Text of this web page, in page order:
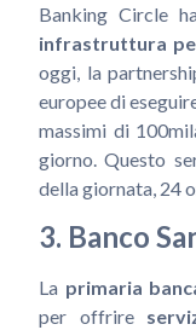
Banking Circle
infrastruttura
oggi, la
europee di
massimi di
giorno. Questo
della giornata, 24
3. Banco
La primaria
per offrire